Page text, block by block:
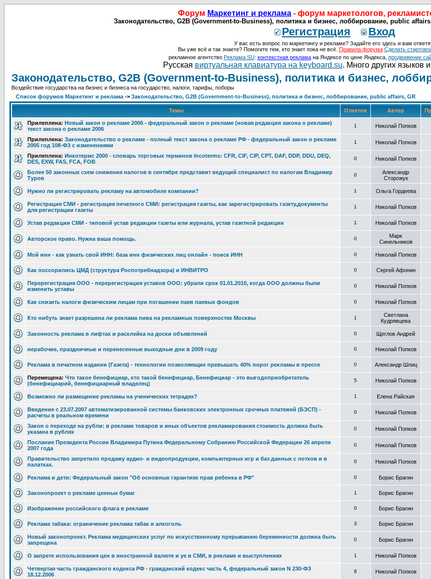
Форум Маркетинг и реклама - форум маркетологов,
Законодательство, G2B (Government-to-Business), политика и бизнес, лоббирование, public
Регистрация Вход
У вас есть вопрос по маркетингу и рекламе? Задайте его здесь и вам
Вы уже всё и так знаете? Помогите тем, кто знает пока не всё. Правила форума Сделать
рекламное агентство Реклама SU: контекстная рекламана Яндексе по цене Яндекса, продвижение
Русская виртуальная клавиатура на keyboard.su. Много других языков
Законодательство, G2B (Government-to-Business), политика и бизнес,
Воздействие государства на бизнес и бизнеса на государство, налоги, тарифы, поборы
Список форумов Маркетинг и реклама -> Законодательство, G2B (Government-to-Business), политика и бизнес, лоббирование, public affairs, GR
Темы Ответов Автор
Прилеплена: Новый закон о рекламе 2006 - федеральный закон о рекламе (новая редакция закона о рекламе)
текст закона о рекламе 2006
1 Николай Попков
Прилеплена: Законодательство о рекламе - полный текст закона о рекламе РФ - федеральный закон о рекламе
2005 год 108-ФЗ с изменениями
1 Николай Попков
Прилеплена: Инкотермс 2000 - словарь торговых терминов Incoterms: CFR, CIF, CIP, CPT, DAF, DDP, DDU, DEQ,
DES, EXW, FAS, FCA, FOB
0 Николай Попков
Более 50 законных схем снижения налогов в сентябре представит ведущий специалист по налогам Владимир
Туров
0
Александр
Сторожук
Нужно ли регистрировать рекламу на автомобиле компании? 1 Ольга Гордеева
Регистрация СМИ - регистрация печатного СМИ: регистрация газеты, как зарегистрировать газету,документы
для регистрации газеты
1 Николай Попков
Устав редакции СМИ - типовой устав редакции газеты или журнала, устав газетной редакции 1 Николай Попков
Авторское право. Нужна ваша помощь. 0
Марк
Синельников
Мой инн - как узнать свой ИНН: база инн физических лиц онлайн - поиск ИНН 0 Николай Попков
Как поссорились ЦМД (структура Роспотребнадзора) и ИНВИТРО 0 Сергей Афонин
Перерегистрация ООО - перерегистрация уставов ООО: убрали срок 01.01.2010, когда ООО должны были
изменить уставы
0 Николай Попков
Как снизить налоги физическим лицам при погашении паев паевых фондов 0 Николай Попков
Кто нибуть знает разрешeна ли реклама пива на рекламных поверхностях Москвы 1
Светлана
Кудрявцева
Законность реклама в лифтах и расклейка на доски объявлений 0 Щеглов Андрей
нерабочие, праздничные и перенесенные выходные дни в 2009 году 0 Николай Попков
Реклама в печатном издании (Газета) - технологии позволяющие превышать 40% порог рекламы в прессе 0 Александр Шпиц
Перемещена: Что такое бенефициар, кто такой бенефициар, Бенефициар - это выгодоприобретатель
(бенефициарий, бенефициарный владелец)
5 Николай Попков
Возможно ли размещение рекламы на ученических тетрадях? 1 Елена Райская
Введение с 23.07.2007 автоматизированной системы банковских электронных срочных платежей (БЭСП) -
расчеты в реальном времени
0 Николай Попков
Закон о переходе на рубли: в рекламе товаров и иных объектов рекламирования стоимость должна быть
указана в рублях
0 Николай Попков
Послание Президента России Владимира Путина Федеральному Собранию Российской Федерации 26 апреля
2007 года
0 Николай Попков
Правительство запретило продажу аудио- и видеопродукции, компьютерных игр и баз данных с лотков и в
палатках.
0 Николай Попков
Реклама и дети: Федеральный закон "Об основных гарантиях прав ребенка в РФ" 0 Борис Брагин
Законопроект о рекламе ценных бумаг 1 Борис Брагин
Изображение российского флага в рекламе 0 Борис Брагин
Реклама табака: ограничение реклама табак и алкоголь 3 Борис Брагин
Новый законопроект. Реклама медицинских услуг по искусственному прерыванию беременности должна быть
запрещена
0 Борис Брагин
О запрете использования цен в иностранной валюте и уе в СМИ, в рекламе и выступлениях 1 Николай Попков
Четвертая часть гражданского кодекса РФ - гражданский кодекс часть 4, федеральный закон N 230-ФЗ
18.12.2006
8 Николай Попков